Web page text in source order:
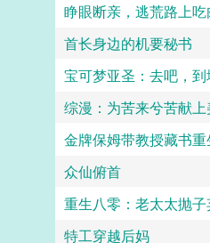
睁眼断亲，逃荒路上
首长身边的机要秘书
宝可梦亚圣：去吧，
综漫：为苦来兮苦献
金牌保姆带教授藏书重
众仙俯首
重生八零：老太太抛
特工穿越后妈